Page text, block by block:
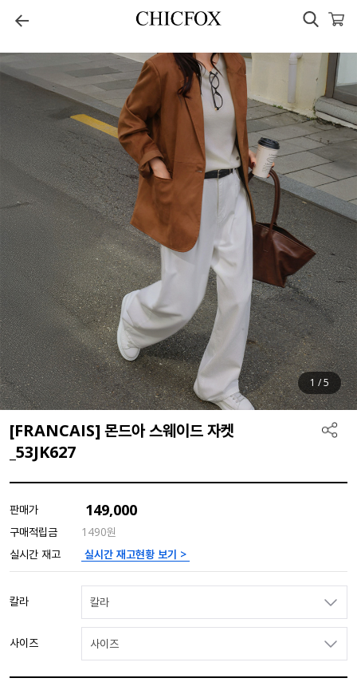
1 /5
[FRANCAIS] 몬드아 스웨이드 자켓
_53JK627
판매가 149,000
구매적립금
1490원
실시간 재고
실시간 재고현황 보기 >
칼라 칼라
사이즈 사이즈